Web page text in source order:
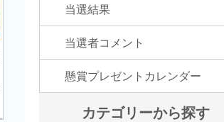
当選結果
当選者コメント
懸賞プレゼントカレンダー
カテゴリーから探す